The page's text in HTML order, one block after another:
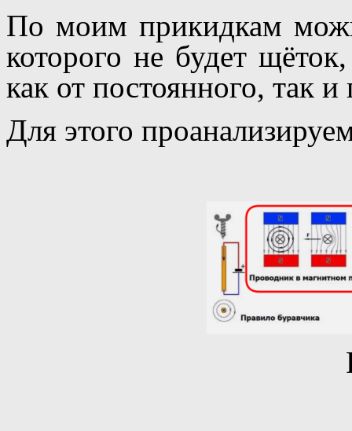
По моим прикидкам
которого не будет
как от постоянного, так
Для этого